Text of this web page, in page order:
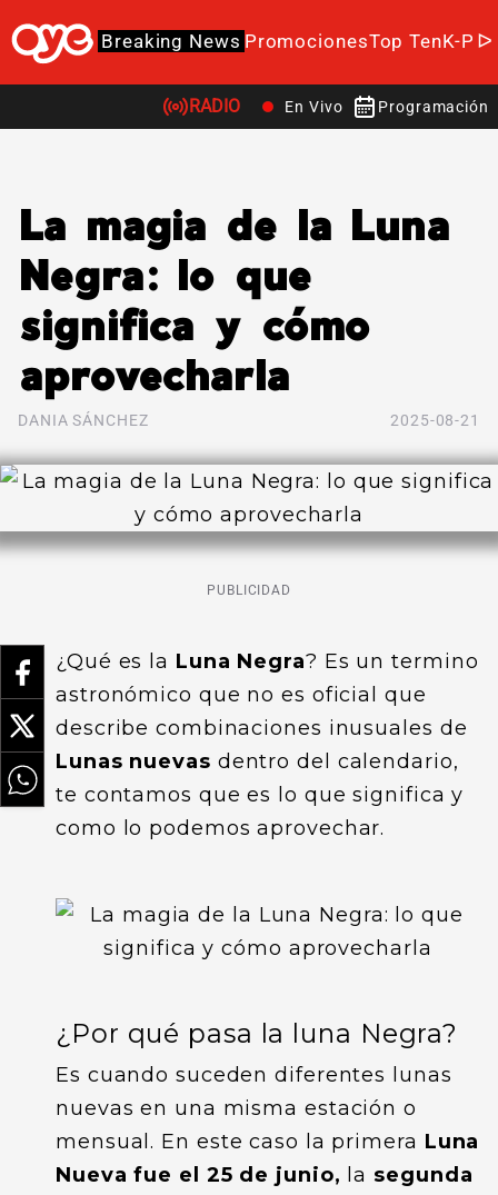
Breaking News PromocionesTop TenK-Pop
RADIO En Vivo Programación
La magia de la Luna
Negra: lo que
significa y cómo
aprovecharla
DANIA SÁNCHEZ 2025-08-21
PUBLICIDAD
¿Qué es la Luna Negra? Es un termino
astronómico que no es oficial que
describe combinaciones inusuales de
Lunas nuevas dentro del calendario,
te contamos que es lo que significa y
como lo podemos aprovechar.
¿Por qué pasa la luna Negra?
Es cuando suceden diferentes lunas
nuevas en una misma estación o
mensual. En este caso la primera Luna
Nueva fue el 25 de junio, la segunda